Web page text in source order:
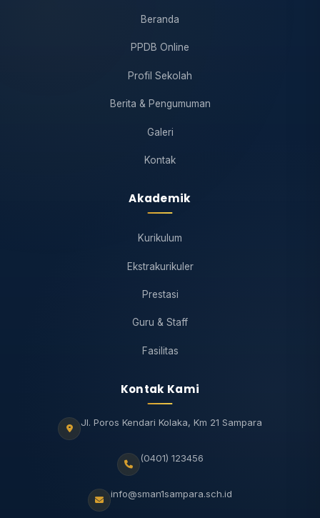
Beranda
PPDB Online
Profil Sekolah
Berita & Pengumuman
Galeri
Kontak
Akademik
Kurikulum
Ekstrakurikuler
Prestasi
Guru & Staff
Fasilitas
Kontak Kami
Jl. Poros Kendari Kolaka, Km 21 Sampara
(0401) 123456
info@sman1sampara.sch.id